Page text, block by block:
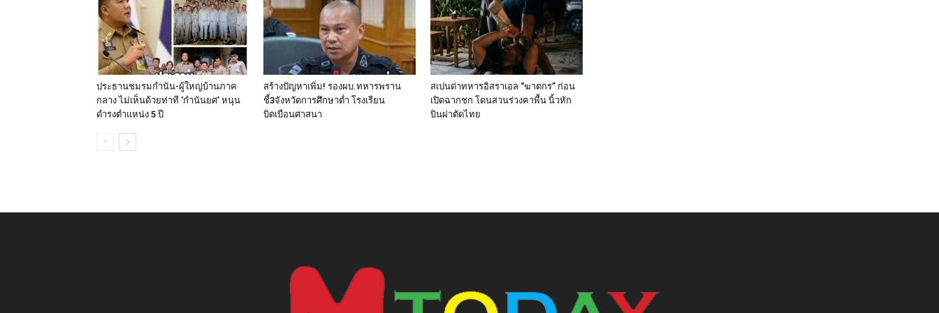
ประธานชมรมกำนัน-ผู้ใหญ่บ้านภาค
กลาง ไม่เห็นด้วยท่าที ‘กำนันยศ’ หนุน
ดำรงตำแหน่ง 5 ปี
สร้างปัญหาเพิ่ม! รองผบ.ทหารพราน
ชี้3จังหวัดการศึกษาต่ำ โรงเรียน
บิดเบือนศาสนา
สเปนด่าทหารอิสราเอล “ฆาตกร” ก่อน
เปิดฉากชก โดนสวนร่วงคาพื้น นิ้วหัก
บินผ่าตัดไทย